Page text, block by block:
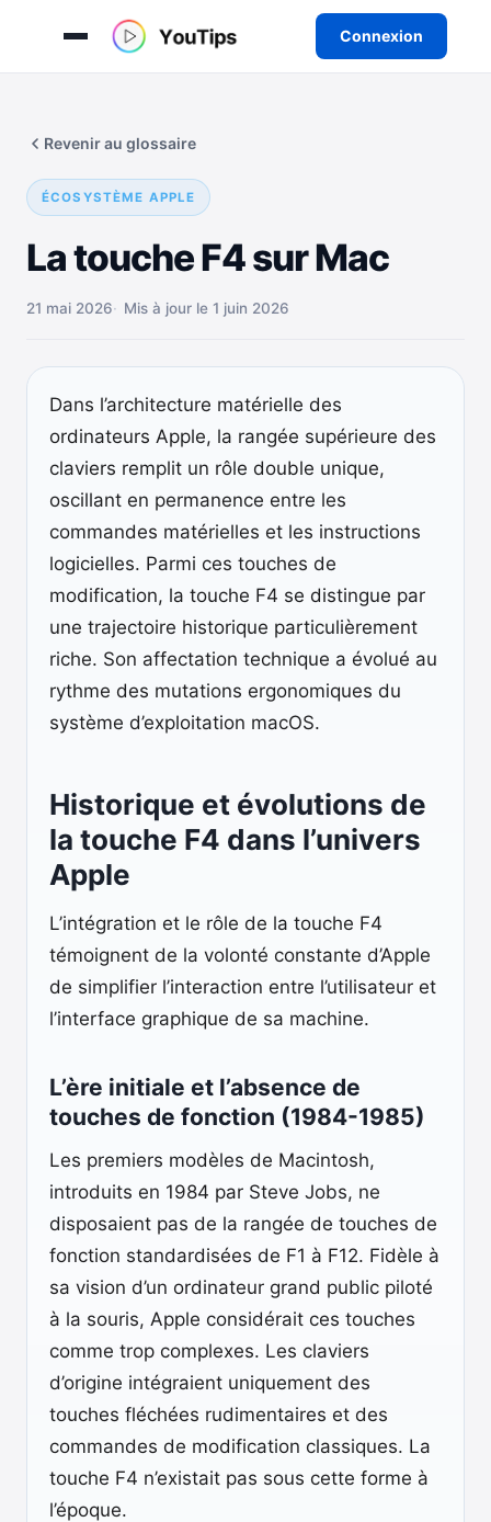
Connexion
contenu
ÉCOSYSTÈME APPLE
La touche F4 sur Mac
Revenir au glossaire
21 mai 2026 Mis à jour le 1 juin 2026
Dans l’architecture matérielle des
ordinateurs Apple, la rangée supérieure des
claviers remplit un rôle double unique,
oscillant en permanence entre les
commandes matérielles et les instructions
logicielles. Parmi ces touches de
modification, la touche F4 se distingue par
une trajectoire historique particulièrement
riche. Son affectation technique a évolué au
rythme des mutations ergonomiques du
système d’exploitation macOS.
Historique et évolutions de
la touche F4 dans l’univers
Apple
L’intégration et le rôle de la touche F4
témoignent de la volonté constante d’Apple
de simplifier l’interaction entre l’utilisateur et
l’interface graphique de sa machine.
L’ère initiale et l’absence de
touches de fonction (1984-1985)
Les premiers modèles de Macintosh,
introduits en 1984 par Steve Jobs, ne
disposaient pas de la rangée de touches de
fonction standardisées de F1 à F12. Fidèle à
sa vision d’un ordinateur grand public piloté
à la souris, Apple considérait ces touches
comme trop complexes. Les claviers
d’origine intégraient uniquement des
touches fléchées rudimentaires et des
commandes de modification classiques. La
touche F4 n’existait pas sous cette forme à
l’époque.